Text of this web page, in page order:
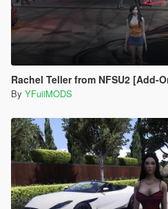
Rachel Teller from NFSU2 [Add-
By YFuiiMODS